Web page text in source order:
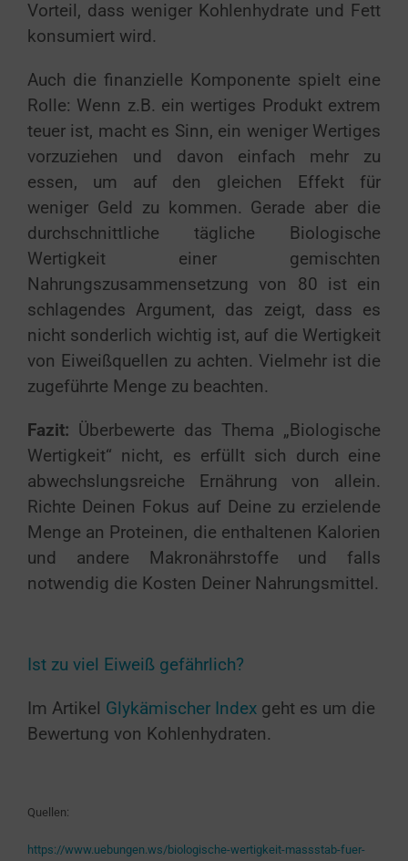
Vorteil, dass weniger Kohlenhydrate und Fett
konsumiert wird.
Auch die finanzielle Komponente spielt eine
Rolle: Wenn z.B. ein wertiges Produkt extrem
teuer ist, macht es Sinn, ein weniger Wertiges
vorzuziehen und davon einfach mehr zu
essen, um auf den gleichen Effekt für
weniger Geld zu kommen. Gerade aber die
durchschnittliche tägliche Biologische
Wertigkeit einer gemischten
Nahrungszusammensetzung von 80 ist ein
schlagendes Argument, das zeigt, dass es
nicht sonderlich wichtig ist, auf die Wertigkeit
von Eiweißquellen zu achten. Vielmehr ist die
zugeführte Menge zu beachten.
Fazit: Überbewerte das Thema „Biologische
Wertigkeit“ nicht, es erfüllt sich durch eine
abwechslungsreiche Ernährung von allein.
Richte Deinen Fokus auf Deine zu erzielende
Menge an Proteinen, die enthaltenen Kalorien
und andere Makronährstoffe und falls
notwendig die Kosten Deiner Nahrungsmittel.
Ist zu viel Eiweiß gefährlich?
Im Artikel Glykämischer Index geht es um die
Bewertung von Kohlenhydraten.
Quellen:
https://www.uebungen.ws/biologische-wertigkeit-massstab-fuer-